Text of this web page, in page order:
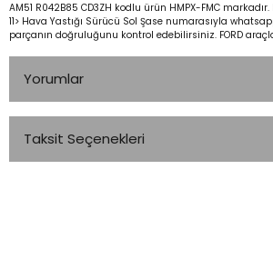
AM51 R042B85 CD3ZH kodlu ürün HMPX-FMC
11> Hava Yastığı Sürücü Sol Şase numarasıyla
parçanın doğruluğunu kontrol edebilirsiniz. FORD
Yorumlar
Taksit Seçenekleri